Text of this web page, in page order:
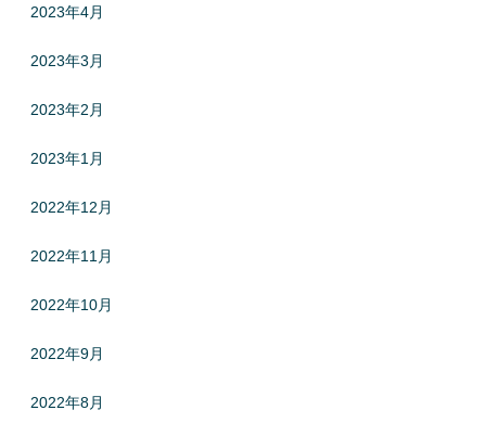
2023年4月
2023年3月
2023年2月
2023年1月
2022年12月
2022年11月
2022年10月
2022年9月
2022年8月